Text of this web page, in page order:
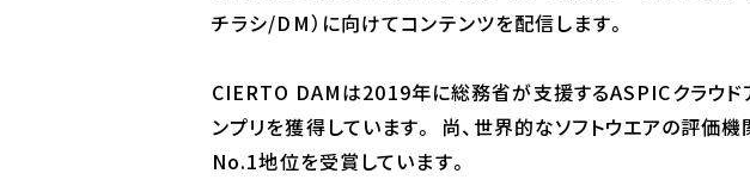
チラシ/DM）に向けてコンテンツを配信します。
CIERTO DAMは2019年に総務省が支援するASPICクラウ
ンプリを獲得しています。 尚、世界的なソフトウエアの評価
No.1地位を受賞しています。